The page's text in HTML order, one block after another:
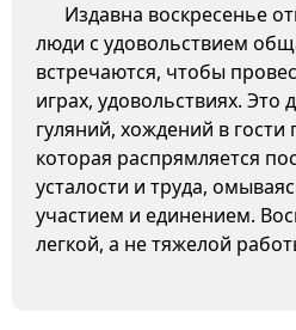
Издавна воскресенье
люди с удовольствием
встречаются, чтобы
играх, удовольствиях. Это
гуляний, хождений в гости
которая распрямляется
усталости и труда,
участием и единением.
легкой, а не тяжелой